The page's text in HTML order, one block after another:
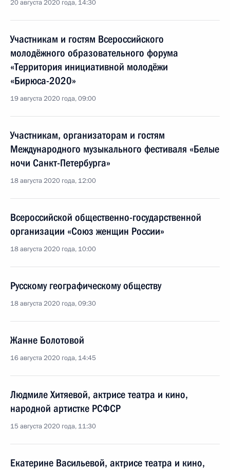
20 августа 2020 года, 14:30
Участникам и гостям Всероссийского
молодёжного образовательного форума
«Территория инициативной молодёжи
«Бирюса-2020»
19 августа 2020 года, 09:00
Участникам, организаторам и гостям
Международного музыкального фестиваля «Белые
ночи Санкт-Петербурга»
18 августа 2020 года, 12:00
Всероссийской общественно-государственной
организации «Союз женщин России»
18 августа 2020 года, 10:00
Русскому географическому обществу
18 августа 2020 года, 09:30
Жанне Болотовой
16 августа 2020 года, 14:45
Людмиле Хитяевой, актрисе театра и кино,
народной артистке РСФСР
15 августа 2020 года, 11:30
Екатерине Васильевой, актрисе театра и кино,